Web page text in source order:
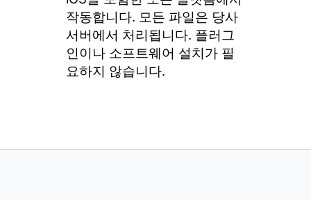
작동합니다. 모든 파일은 당사
서버에서 처리됩니다. 플러그
인이나 소프트웨어 설치가 필
요하지 않습니다.